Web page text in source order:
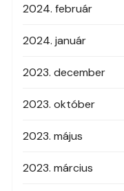
2024. február
2024. január
2023. december
2023. október
2023. május
2023. március